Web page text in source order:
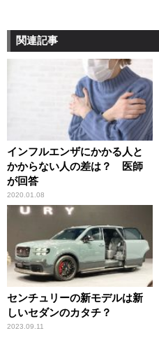
関連記事
インフルエンザにかかる人と
かからない人の差は？ 医師
が回答
2020.01.08
センチュリーの新モデルは新
しいセダンのカタチ？
2023.09.11